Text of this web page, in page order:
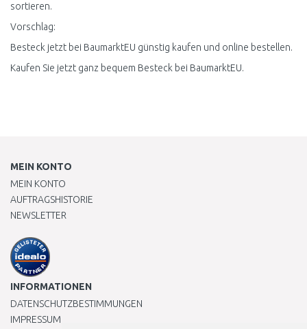
sortieren.
Vorschlag:
Besteck jetzt bei BaumarktEU günstig kaufen und online bestellen.
Kaufen Sie jetzt ganz bequem Besteck bei BaumarktEU.
MEIN KONTO
MEIN KONTO
AUFTRAGSHISTORIE
NEWSLETTER
INFORMATIONEN
DATENSCHUTZBESTIMMUNGEN
IMPRESSUM